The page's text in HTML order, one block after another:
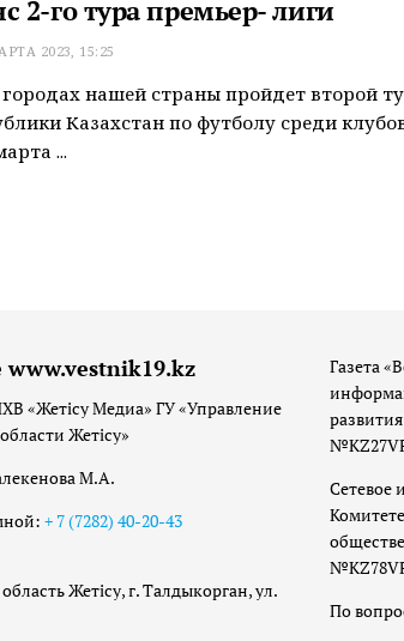
2-го тура премьер- лиги
2023, 15:25
нашей страны пройдет второй
Казахстан по футболу среди
...
www.vestnik19.kz
«Жетісу Медиа» ГУ «Управление
Жетісу»
М.А.
+ 7 (7282) 40-20-43
Жетісу, г. Талдыкорган, ул.
Газета
Сетевое
По